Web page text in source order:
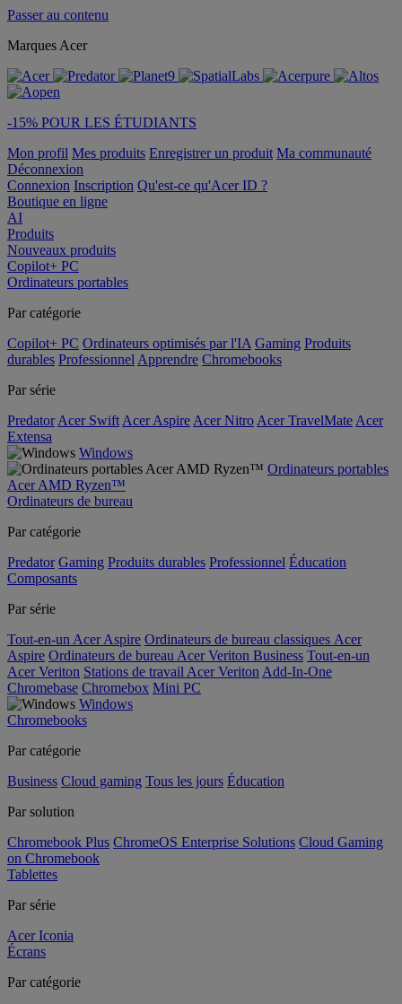
Passer au contenu
Marques Acer
-15% POUR LES ÉTUDIANTS
Mon profil Mes produits Enregistrer un produit Ma communauté
Déconnexion
Connexion Inscription Qu'est-ce qu'Acer ID ?
Boutique en ligne
AI
Produits
Nouveaux produits
Copilot+ PC
Ordinateurs portables
Par catégorie
Copilot+ PC Ordinateurs optimisés par l'IA Gaming Produits
durables Professionnel Apprendre Chromebooks
Par série
Predator Acer Swift Acer Aspire Acer Nitro Acer TravelMate Acer
Extensa
Windows
Ordinateurs portables
Acer AMD Ryzen™
Ordinateurs de bureau
Par catégorie
Predator Gaming Produits durables Professionnel Éducation
Composants
Par série
Tout-en-un Acer Aspire Ordinateurs de bureau classiques Acer
Aspire Ordinateurs de bureau Acer Veriton Business Tout-en-un
Acer Veriton Stations de travail Acer Veriton Add-In-One
Chromebase Chromebox Mini PC
Windows
Chromebooks
Par catégorie
Business Cloud gaming Tous les jours Éducation
Par solution
Chromebook Plus ChromeOS Enterprise Solutions Cloud Gaming
on Chromebook
Tablettes
Par série
Acer Iconia
Écrans
Par catégorie